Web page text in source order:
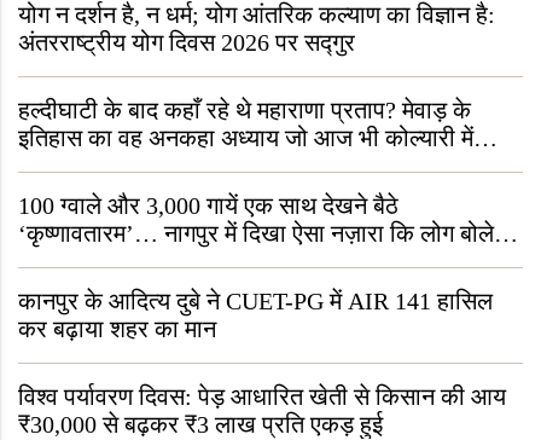
योग न दर्शन है, न धर्म; योग आंतरिक कल्याण का विज्ञान है:
अंतरराष्ट्रीय योग दिवस 2026 पर सद्गुर
हल्दीघाटी के बाद कहाँ रहे थे महाराणा प्रताप? मेवाड़ के
इतिहास का वह अनकहा अध्याय जो आज भी कोल्यारी में
जीवित है
100 ग्वाले और 3,000 गायें एक साथ देखने बैठे
‘कृष्णावतारम’… नागपुर में दिखा ऐसा नज़ारा कि लोग बोले,
“ऐसा तो सिर्फ़ कृष्ण ही कर सकते हैं”
कानपुर के आदित्य दुबे ने CUET-PG में AIR 141 हासिल
कर बढ़ाया शहर का मान
विश्व पर्यावरण दिवस: पेड़ आधारित खेती से किसान की आय
₹30,000 से बढ़कर ₹3 लाख प्रति एकड़ हुई